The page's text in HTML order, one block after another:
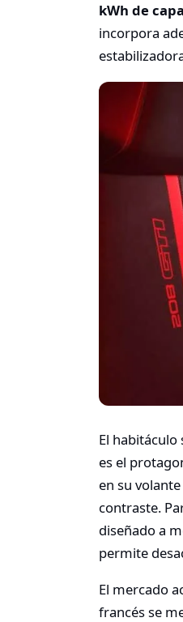
kWh de
incorpora
El
es el
en su
contraste.
diseñado a
permite
El mercado
francés se